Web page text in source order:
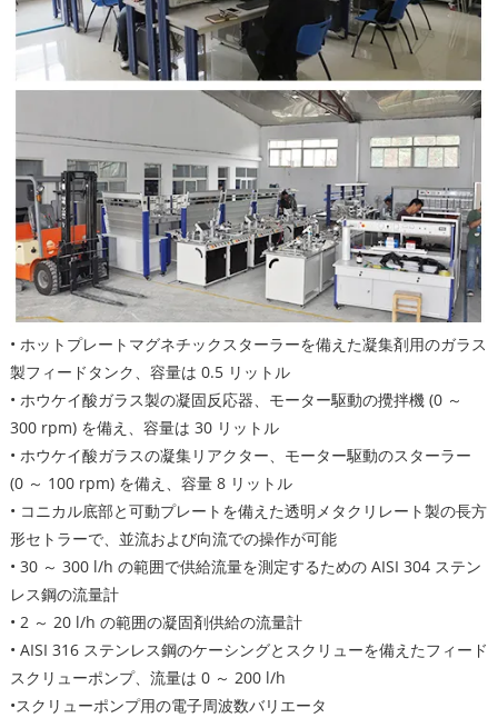
• ホットプレートマグネチックスターラーを備えた凝集剤用のガラス
製フィードタンク、容量は 0.5 リットル
• ホウケイ酸ガラス製の凝固反応器、モーター駆動の攪拌機 (0 ～
300 rpm) を備え、容量は 30 リットル
• ホウケイ酸ガラスの凝集リアクター、モーター駆動のスターラー
(0 ～ 100 rpm) を備え、容量 8 リットル
• コニカル底部と可動プレートを備えた透明メタクリレート製の長方
形セトラーで、並流および向流での操作が可能
• 30 ～ 300 l/h の範囲で供給流量を測定するための AISI 304 ステン
レス鋼の流量計
• 2 ～ 20 l/h の範囲の凝固剤供給の流量計
• AISI 316 ステンレス鋼のケーシングとスクリューを備えたフィード
スクリューポンプ、流量は 0 ～ 200 l/h
•スクリューポンプ用の電子周波数バリエータ